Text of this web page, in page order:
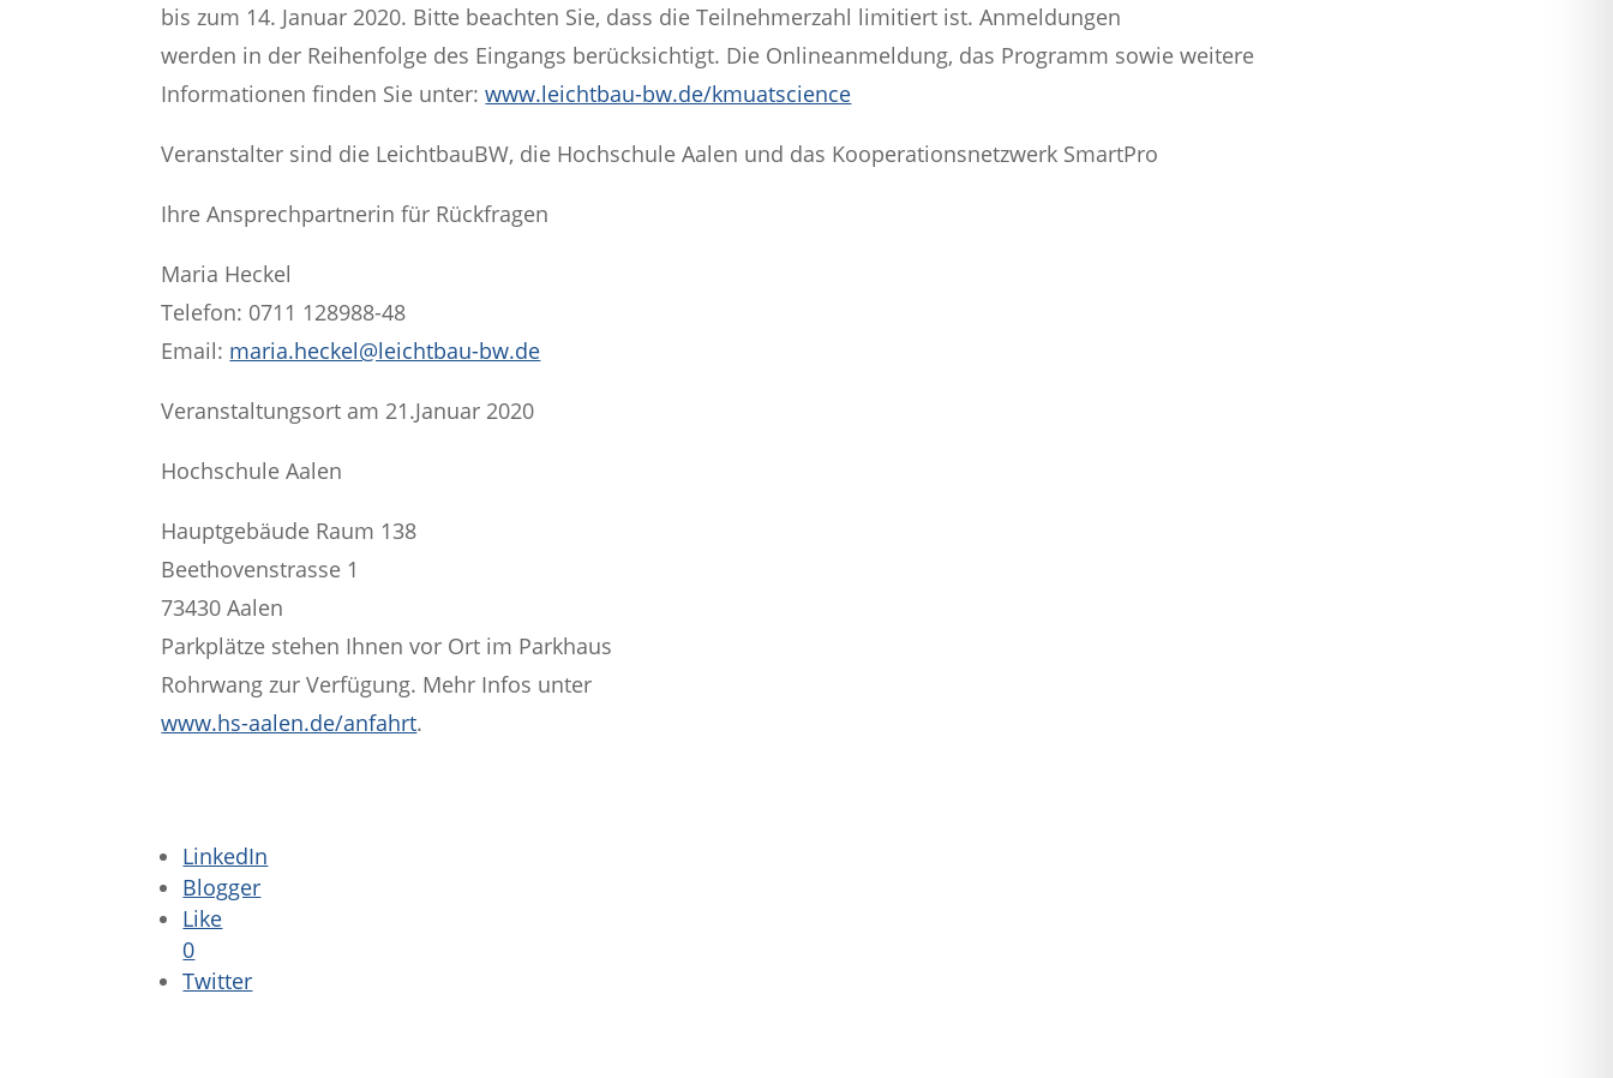
bis zum 14. Januar 2020. Bitte beachten Sie, dass die Teilnehmerzahl limitiert ist. Anmeldungen
werden in der Reihenfolge des Eingangs berücksichtigt. Die Onlineanmeldung, das Programm sowie weitere
Informationen finden Sie unter:www.leichtbau-bw.de/kmuatscience
Veranstalter sind die LeichtbauBW, die Hochschule Aalen und das Kooperationsnetzwerk SmartPro
Ihre Ansprechpartnerin für Rückfragen
Maria Heckel
Telefon: 0711 128988-48
Email: maria.heckel@leichtbau-bw.de
Veranstaltungsort am 21.Januar 2020
Hochschule Aalen
Hauptgebäude Raum 138
Beethovenstrasse 1
73430 Aalen
Parkplätze stehen Ihnen vor Ort im Parkhaus
Rohrwang zur Verfügung. Mehr Infos unter
www.hs-aalen.de/anfahrt.
LinkedIn
Blogger
Like
0
Twitter